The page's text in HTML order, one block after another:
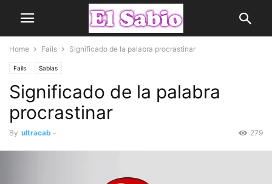
Home Fails Significado de la palabra procrastinar
Fails Sabias
Significado de la palabra
procrastinar
By ultracab - 279